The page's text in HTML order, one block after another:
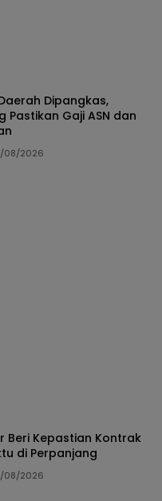
Dipangkas,
Pastikan Gaji ASN dan
08/2026
Beri Kepastian Kontrak
di Perpanjang
08/2026